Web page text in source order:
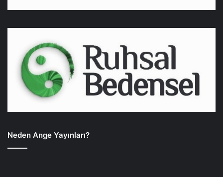
Neden Ange Yayınları?